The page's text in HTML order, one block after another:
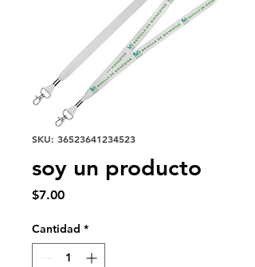
SKU: 36523641234523
soy un producto
$7.00Precio
Cantidad *